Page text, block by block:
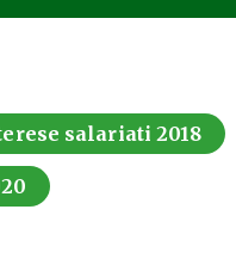
salariati 2018